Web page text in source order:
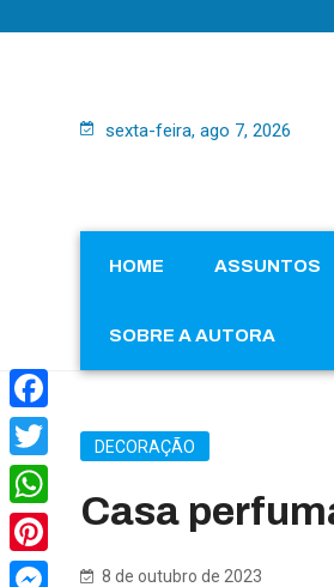
sexta-feira, ago 7, 2026
HOME ASSUNTOS
SOBRE A AUTORA
DECORAÇÃO
Casa
8 de outubro de 2023
Facebook
Twitter
WhatsApp
Pinterest